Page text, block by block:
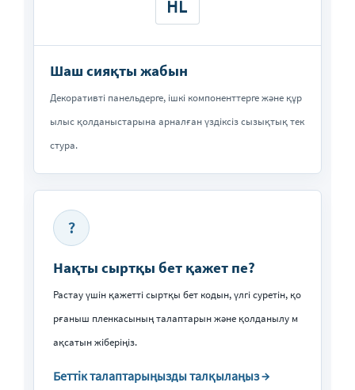
HL
Шаш сияқты жабын
Декоративті панельдерге, ішкі компоненттерге және құр
ылыс қолданыстарына арналған үздіксіз сызықтық тек
стура.
?
Нақты сыртқы бет қажет пе?
Растау үшін қажетті сыртқы бет кодын, үлгі суретін, қо
рғаныш пленкасының талаптарын және қолданылу м
ақсатын жіберіңіз.
Беттік талаптарыңызды талқылаңыз →